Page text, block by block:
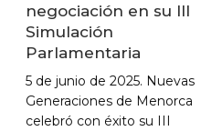
negociación en su III
Simulación
Parlamentaria
5 de junio de 2025. Nuevas
Generaciones de Menorca
celebró con éxito su III